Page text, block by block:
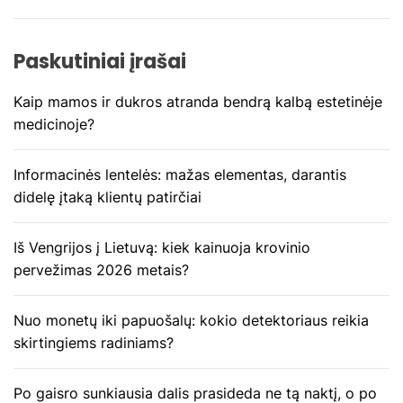
i
j
a
t
a
r
p
į
r
Paskutiniai įrašai
Kaip mamos ir dukros atranda bendrą kalbą estetinėje
medicinoje?
Informacinės lentelės: mažas elementas, darantis
didelę įtaką klientų patirčiai
Iš Vengrijos į Lietuvą: kiek kainuoja krovinio
pervežimas 2026 metais?
Nuo monetų iki papuošalų: kokio detektoriaus reikia
skirtingiems radiniams?
Po gaisro sunkiausia dalis prasideda ne tą naktį, o po